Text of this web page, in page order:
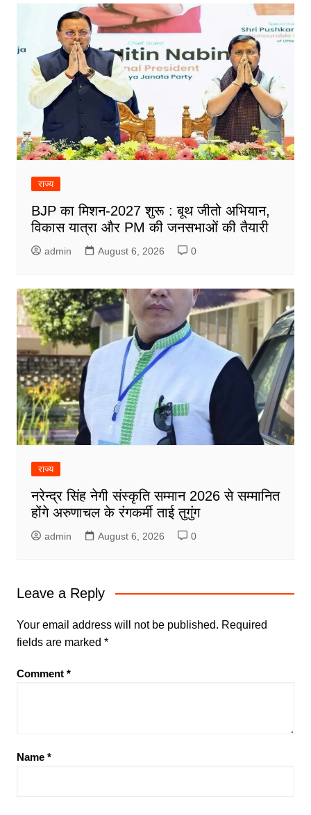
राज्य
BJP का मिशन-2027 शुरू : बूथ जीतो अभियान,
विकास यात्रा और PM की जनसभाओं की तैयारी
admin August 6, 2026 0
राज्य
नरेन्द्र सिंह नेगी संस्कृति सम्मान 2026 से सम्मानित
होंगे अरुणाचल के रंगकर्मी ताई तुगुंग
admin August 6, 2026 0
Leave a Reply
Your email address will not be published. Required
fields are marked *
Comment *
Name *